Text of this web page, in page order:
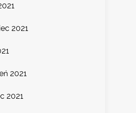
2021
2021
2021